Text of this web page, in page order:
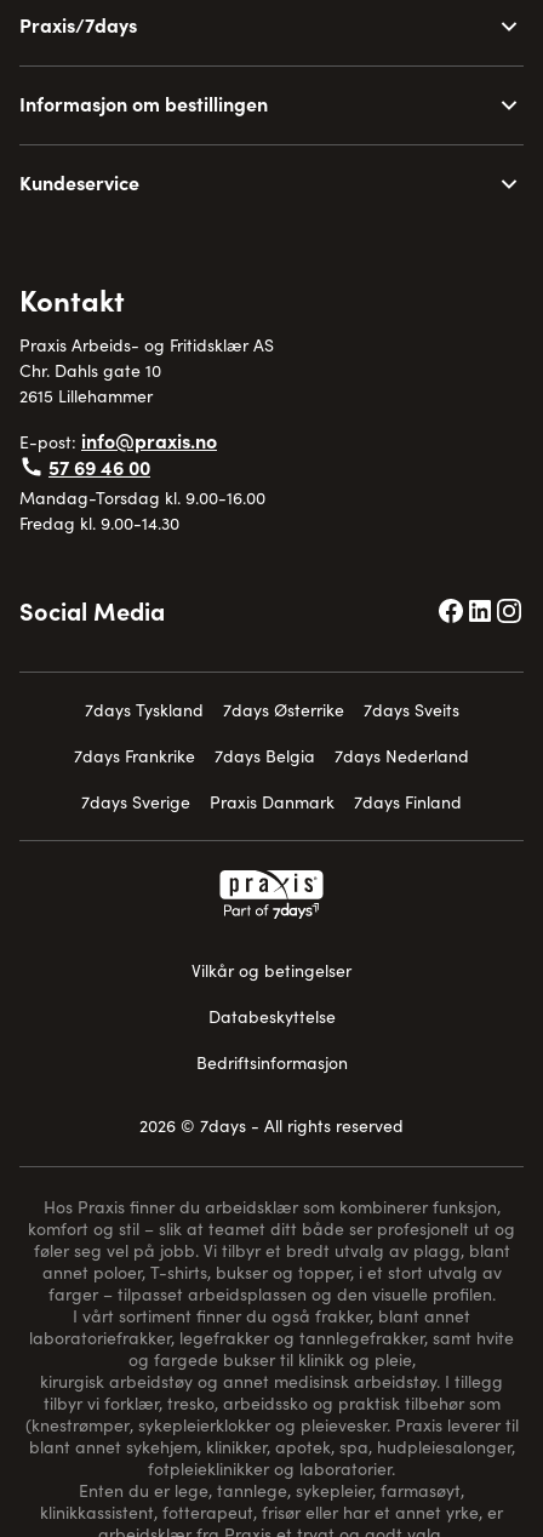
Praxis/7days
Informasjon om bestillingen
Kundeservice
Kontakt
Praxis Arbeids- og Fritidsklær AS
Chr. Dahls gate 10
2615 Lillehammer
E-post: info@praxis.no
57 69 46 00
Mandag-Torsdag kl. 9.00-16.00
Fredag kl. 9.00-14.30
Social Media
7days Tyskland 7days Østerrike
7days Sveits
7days Frankrike
7days Belgia
7days Nederland
7days Sverige
Praxis Danmark 7days Finland
Vilkår og betingelser
Databeskyttelse
Bedriftsinformasjon
2026 © 7days - All rights reserved
Hos Praxis finner du arbeidsklær som kombinerer funksjon,
komfort og stil – slik at teamet ditt både ser profesjonelt ut og
føler seg vel på jobb. Vi tilbyr et bredt utvalg av plagg, blant
annet poloer, T-shirts, bukser og topper, i et stort utvalg av
farger – tilpasset arbeidsplassen og den visuelle profilen.
I vårt sortiment finner du også frakker, blant annet
laboratoriefrakker, legefrakker og tannlegefrakker, samt hvite
og fargede bukser til klinikk og pleie,
kirurgisk arbeidstøy og annet medisinsk arbeidstøy. I tillegg
tilbyr vi forklær, tresko, arbeidssko og praktisk tilbehør som
(knestrømper, sykepleierklokker og pleievesker. Praxis leverer til
blant annet sykehjem, klinikker, apotek, spa, hudpleiesalonger,
fotpleieklinikker og laboratorier.
Enten du er lege, tannlege, sykepleier, farmasøyt,
klinikkassistent, fotterapeut, frisør eller har et annet yrke, er